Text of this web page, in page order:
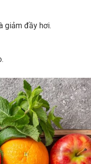
giảm đầy hơi.